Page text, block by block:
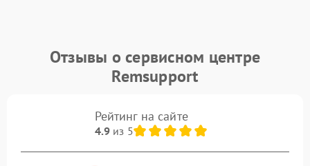
Отзывы о сервисном центре
Remsupport
Рейтинг на сайте
4.9из 5